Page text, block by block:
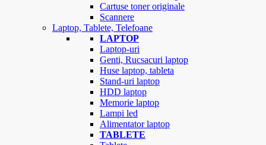
Cartuse toner originale
Scannere
Laptop, Tablete, Telefoane
LAPTOP
Laptop-uri
Genti, Rucsacuri laptop
Huse laptop, tableta
Stand-uri laptop
HDD laptop
Memorie laptop
Lampi led
Alimentator laptop
TABLETE